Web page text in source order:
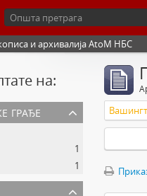
и архивалија AtoM НБС
на:
грађе
1
1